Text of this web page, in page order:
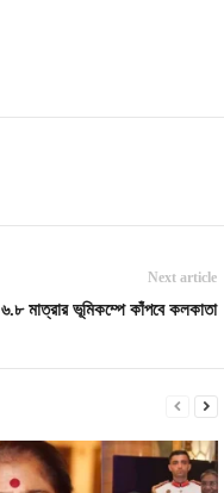
Next article
৬.৮ মাত্রার ভূমিকম্পে কাঁপবে কলকাতা